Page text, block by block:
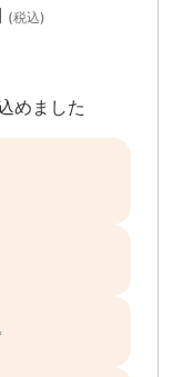
(税込)
めました